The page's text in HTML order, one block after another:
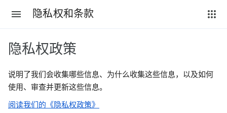
隐私权和条款
隐私权政策
说明了我们会收集哪些信息、为什么收集这些信息，以及如何
使用、审查并更新这些信息。
阅读我们的《隐私权政策》